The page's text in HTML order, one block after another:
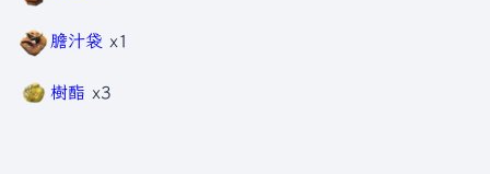
膽汁袋 x1
樹酯 x3